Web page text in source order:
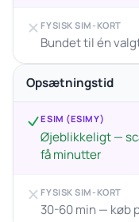
FYSISK SIM-KORT
Bundet til én
Opsætningstid
ESIM (ESIMY)
Øjeblikkeligt —
få minutter
FYSISK SIM-KORT
30-60 min — køb